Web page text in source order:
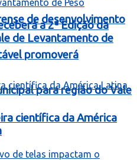
de desenvolvimento
promoverá
para região do Vale
a 2ª Edição da
de Levantamento de
científica da América